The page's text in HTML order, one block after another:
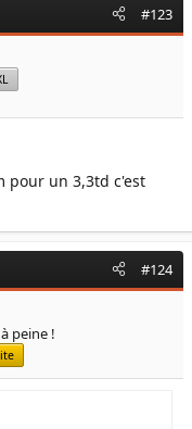
#123
pour un 3,3td c'est
#124
peine !